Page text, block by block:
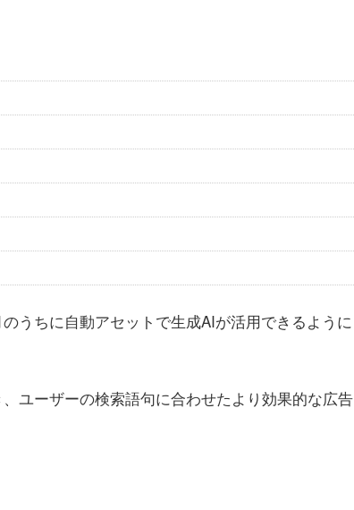
うちに自動アセットで生成AIが活用できるように
ユーザーの検索語句に合わせたより効果的な広告